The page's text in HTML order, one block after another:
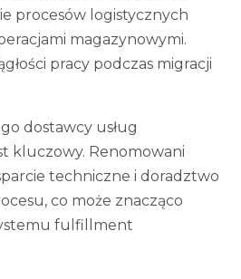
procesów logistycznych
magazynowymi.
pracy podczas migracji
dostawcy usług
kluczowy. Renomowani
techniczne i doradztwo
co może znacząco
fulfillment